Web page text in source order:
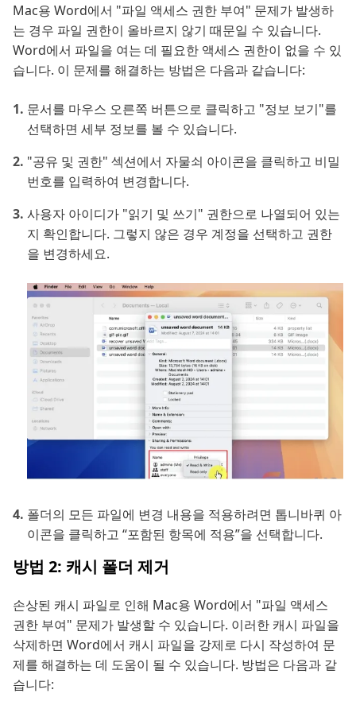
Mac용 Word에서 "파일 액세스 권한 부여" 문제가 발생하
는 경우 파일 권한이 올바르지 않기 때문일 수 있습니다.
Word에서 파일을 여는 데 필요한 액세스 권한이 없을 수 있
습니다. 이 문제를 해결하는 방법은 다음과 같습니다:
문서를 마우스 오른쪽 버튼으로 클릭하고 "정보 보기"를
선택하면 세부 정보를 볼 수 있습니다.
"공유 및 권한" 섹션에서 자물쇠 아이콘을 클릭하고 비밀
번호를 입력하여 변경합니다.
사용자 아이디가 "읽기 및 쓰기" 권한으로 나열되어 있는
지 확인합니다. 그렇지 않은 경우 계정을 선택하고 권한
을 변경하세요.
폴더의 모든 파일에 변경 내용을 적용하려면 톱니바퀴 아
이콘을 클릭하고 “포함된 항목에 적용”을 선택합니다.
방법 2: 캐시 폴더 제거
손상된 캐시 파일로 인해 Mac용 Word에서 "파일 액세스
권한 부여" 문제가 발생할 수 있습니다. 이러한 캐시 파일을
삭제하면 Word에서 캐시 파일을 강제로 다시 작성하여 문
제를 해결하는 데 도움이 될 수 있습니다. 방법은 다음과 같
습니다: